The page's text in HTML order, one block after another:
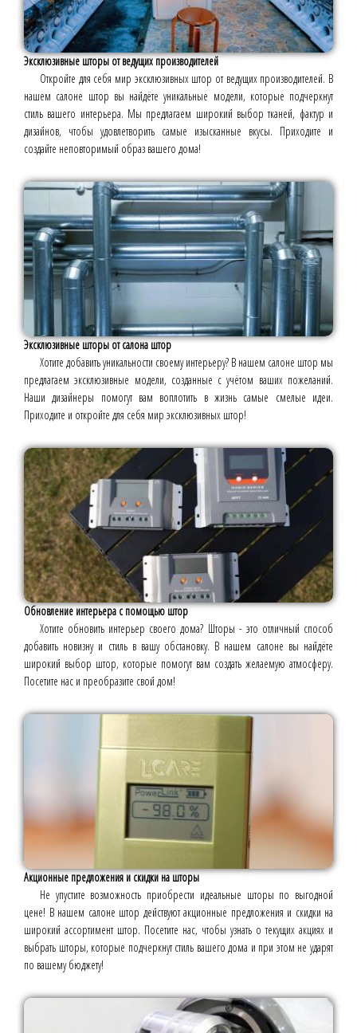
Эксклюзивные шторы от ведущих производителей
Откройте для себя мир эксклюзивных штор от ведущих производителей. В
нашем салоне штор вы найдёте уникальные модели, которые подчеркнут
стиль вашего интерьера. Мы предлагаем широкий выбор тканей, фактур и
дизайнов, чтобы удовлетворить самые изысканные вкусы. Приходите и
создайте неповторимый образ вашего дома!
Эксклюзивные шторы от салона штор
Хотите добавить уникальности своему интерьеру? В нашем салоне штор мы
предлагаем эксклюзивные модели, созданные с учётом ваших пожеланий.
Наши дизайнеры помогут вам воплотить в жизнь самые смелые идеи.
Приходите и откройте для себя мир эксклюзивных штор!
Обновление интерьера с помощью штор
Хотите обновить интерьер своего дома? Шторы - это отличный способ
добавить новизну и стиль в вашу обстановку. В нашем салоне вы найдёте
широкий выбор штор, которые помогут вам создать желаемую атмосферу.
Посетите нас и преобразите свой дом!
Акционные предложения и скидки на шторы
Не упустите возможность приобрести идеальные шторы по выгодной
цене! В нашем салоне штор действуют акционные предложения и скидки на
широкий ассортимент штор. Посетите нас, чтобы узнать о текущих акциях и
выбрать шторы, которые подчеркнут стиль вашего дома и при этом не ударят
по вашему бюджету!